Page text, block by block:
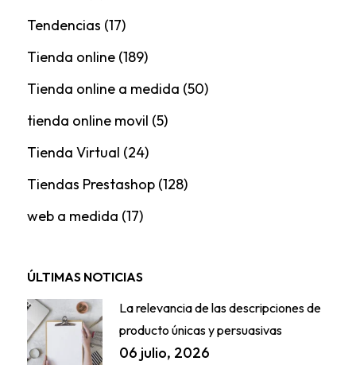
Tendencias (17)
Tienda online(189)
Tienda online a medida (50)
tienda online movil (5)
Tienda Virtual (24)
Tiendas Prestashop(128)
web a medida (17)
ÚLTIMAS NOTICIAS
La relevancia de las descripciones de
producto únicas y persuasivas
06 julio, 2026